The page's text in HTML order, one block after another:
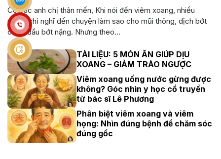
Cô bác anh chị thân mến, Khi nói đến viêm xoang, nhiều
người chỉ nghĩ đến chuyện làm sao cho mũi thông, dịch bớt
chảy, đầu bớt nặng. Nhưng theo...
TÀI LIỆU: 5 MÓN ĂN GIÚP DỊU
XOANG – GIẢM TRÀO NGƯỢC
Viêm xoang uống nước gừng được
không? Góc nhìn y học cổ truyền
từ bác sĩ Lê Phương
Phân biệt viêm xoang và viêm
họng: Nhìn đúng bệnh để chăm sóc
đúng gốc